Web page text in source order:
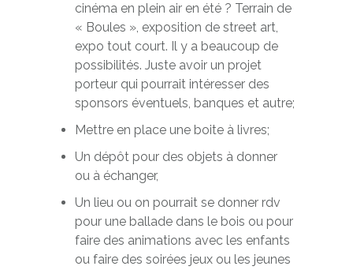
cinéma en plein air en été ? Terrain de
« Boules », exposition de street art,
expo tout court. Il y a beaucoup de
possibilités. Juste avoir un projet
porteur qui pourrait intéresser des
sponsors éventuels, banques et autre;
Mettre en place une boite à livres;
Un dépôt pour des objets à donner
ou à échanger,
Un lieu ou on pourrait se donner rdv
pour une ballade dans le bois ou pour
faire des animations avec les enfants
ou faire des soirées jeux ou les jeunes